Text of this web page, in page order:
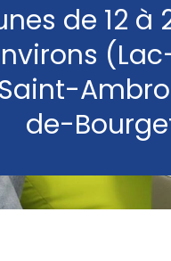
de 12
de-